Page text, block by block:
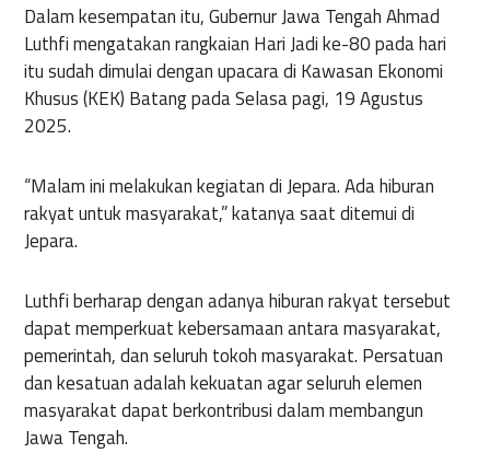
Dalam kesempatan itu, Gubernur Jawa Tengah Ahmad
Luthfi mengatakan rangkaian Hari Jadi ke-80 pada hari
itu sudah dimulai dengan upacara di Kawasan Ekonomi
Khusus (KEK) Batang pada Selasa pagi, 19 Agustus
2025.
“Malam ini melakukan kegiatan di Jepara. Ada hiburan
rakyat untuk masyarakat,” katanya saat ditemui di
Jepara.
Luthfi berharap dengan adanya hiburan rakyat tersebut
dapat memperkuat kebersamaan antara masyarakat,
pemerintah, dan seluruh tokoh masyarakat. Persatuan
dan kesatuan adalah kekuatan agar seluruh elemen
masyarakat dapat berkontribusi dalam membangun
Jawa Tengah.